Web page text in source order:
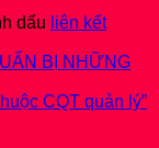
dấu liên kết
BỊ NHỮNG
CQT quản lý”